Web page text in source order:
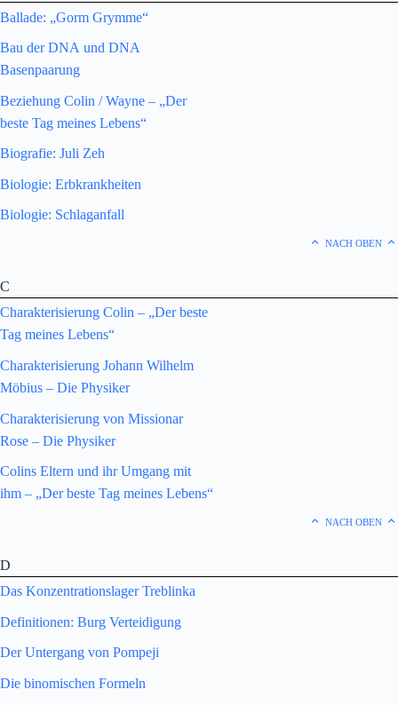
Ballade: „Gorm Grymme“
Bau der DNA und DNA
Basenpaarung
Beziehung Colin / Wayne – „Der
beste Tag meines Lebens“
Biografie: Juli Zeh
Biologie: Erbkrankheiten
Biologie: Schlaganfall
NACH OBEN
C
Charakterisierung Colin – „Der beste
Tag meines Lebens“
Charakterisierung Johann Wilhelm
Möbius – Die Physiker
Charakterisierung von Missionar
Rose – Die Physiker
Colins Eltern und ihr Umgang mit
ihm – „Der beste Tag meines Lebens“
NACH OBEN
D
Das Konzentrationslager Treblinka
Definitionen: Burg Verteidigung
Der Untergang von Pompeji
Die binomischen Formeln